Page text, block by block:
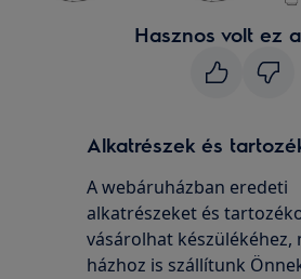
Hasznos volt ez
Alkatrészek és
A webáruházban eredeti
alkatrészeket és
vásárolhat készülékéhez,
házhoz is szállítunk